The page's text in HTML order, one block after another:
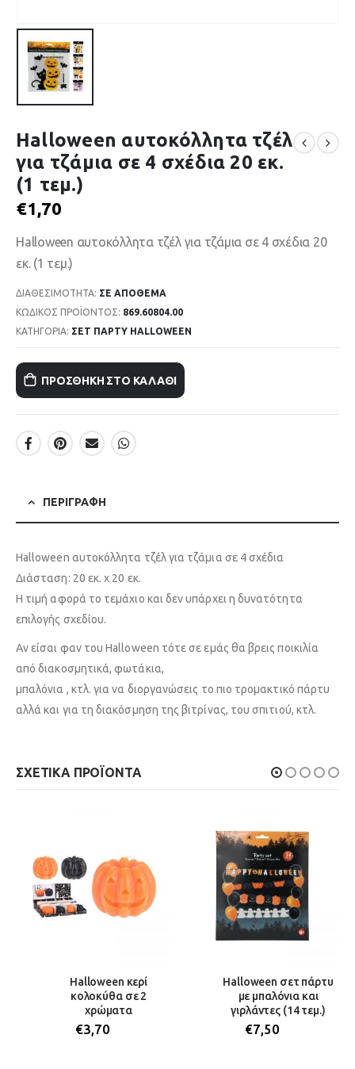
Halloween αυτοκόλλητα τζέλ
για τζάμια σε 4 σχέδια 20 εκ.
(1 τεμ.)
€1,70
Halloween αυτοκόλλητα τζέλ για τζάμια σε 4 σχέδια 20
εκ. (1 τεμ.)
ΔΙΑΘΕΣΙΜΌΤΗΤΑ: ΣΕ ΑΠΌΘΕΜΑ
ΚΩΔΙΚΌΣ ΠΡΟΪΌΝΤΟΣ: 869.60804.00
ΚΑΤΗΓΟΡΊΑ: ΣΕΤ ΠΑΡΤΥ HALLOWEEN
ΠΡΟΣΘΉΚΗ ΣΤΟ ΚΑΛΆΘΙ
ΠΕΡΙΓΡΑΦΉ
Halloween αυτοκόλλητα τζέλ για τζάμια σε 4 σχέδια
Διάσταση: 20 εκ. x 20 εκ.
Η τιμή αφορά το τεμάχιο και δεν υπάρχει η δυνατότητα
επιλογής σχεδίου.
Αν είσαι φαν του Halloween τότε σε εμάς θα βρεις ποικιλία
από διακοσμητικά, φωτάκια,
μπαλόνια , κτλ. για να διοργανώσεις το πιο τρομακτικό πάρτυ
αλλά και για τη διακόσμηση της βιτρίνας, του σπιτιού, κτλ.
ΣΧΕΤΙΚΆ ΠΡΟΪΌΝΤΑ
Halloween κερί
κολοκύθα σε 2
χρώματα
€3,70
Halloween σετ πάρτυ
με μπαλόνια και
γιρλάντες (14 τεμ.)
€7,50